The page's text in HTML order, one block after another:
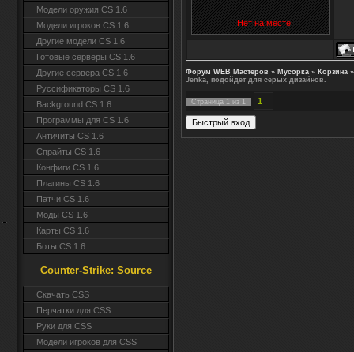
Модели оружия CS 1.6
Модели игроков CS 1.6
Другие модели CS 1.6
Готовые серверы CS 1.6
Другие сервера CS 1.6
Руссификаторы CS 1.6
Background CS 1.6
Программы для CS 1.6
Античиты CS 1.6
Спрайты CS 1.6
Конфиги CS 1.6
Плагины CS 1.6
Патчи CS 1.6
Моды CS 1.6
Карты CS 1.6
Боты CS 1.6
Counter-Strike: Source
Cкачать CSS
Перчатки для CSS
Руки для CSS
Модели игроков для CSS
Нет на месте
Форум WEB Мастеров » Мусорка » Корзина »
Jenka, подойдёт для серых дизайнов.
Страница 1 из 1 1